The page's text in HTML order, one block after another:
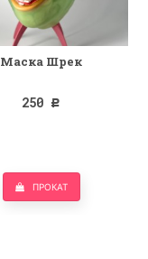
Маска Шрек
250 Р
ПРОКАТ